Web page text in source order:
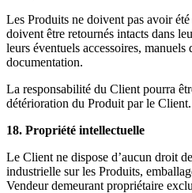
Les Produits ne doivent pas avoir
doivent être retournés intacts dans
leurs éventuels accessoires, manuels
documentation.
La responsabilité du Client pourra
détérioration du Produit par le Client.
18. Propriété intellectuelle
Le Client ne dispose d’aucun droit
industrielle sur les Produits,
Vendeur demeurant propriétaire